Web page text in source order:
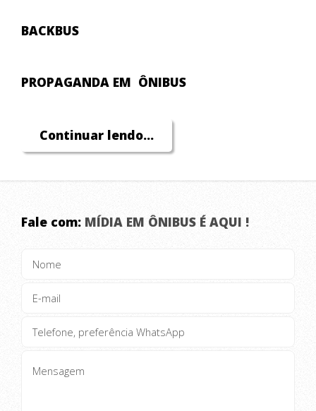
BACKBUS
PROPAGANDA EM ÔNIBUS
FAÇA SEU ORÇAMENTO
CHAME NO WHATSAAP!!!
Continuar lendo...
Fale com: MÍDIA EM ÔNIBUS É AQUI !